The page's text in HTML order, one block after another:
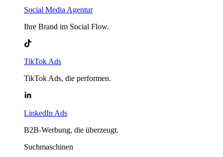
Social Media Agentur
Ihre Brand im Social Flow.
TikTok Ads
TikTok Ads, die performen.
LinkedIn Ads
B2B-Werbung, die überzeugt.
Suchmaschinen